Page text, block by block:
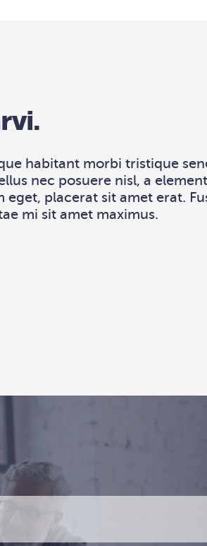
habitant morbi tristique
nec posuere nisl, a
placerat sit amet erat.
mi sit amet maximus.